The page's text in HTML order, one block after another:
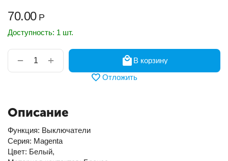
70.00 Р
Доступность: 1 шт.
+
−
В корзину
Отложить
Описание
Функция: Выключатели
Серия: Magenta
Цвет: Белый,